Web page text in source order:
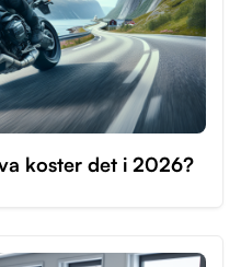
koster det i 2026?